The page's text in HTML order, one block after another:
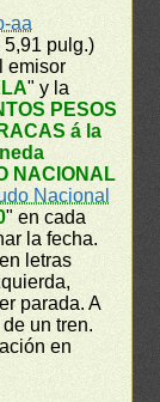
aa
5,91 pulg.)
emisor
" y la
PESOS
á la
NACIONAL
Nacional
" en cada
la fecha.
letras
parada. A
un tren.
en